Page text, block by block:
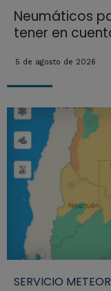
Neumáticos
tener en
5 de agosto de 2026
SERVICIO